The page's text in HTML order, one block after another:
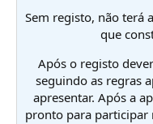
Sem registo, não terá
que
Após o registo
seguindo as regras
apresentar. Após a
pronto para